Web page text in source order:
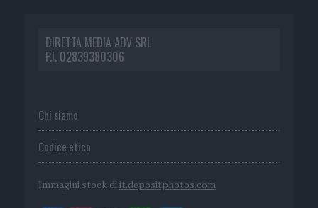
DIRETTA MEDIA ADV SRL
P.I. 02839380306
Chi siamo
Codice etico
Immagini stock di it.depositphotos.com